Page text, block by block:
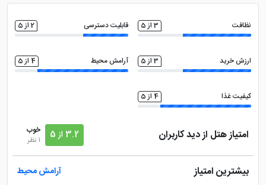
سالن همایش کافی نت
نظافت 3 از 5 قابلیت دسترسی 2 از 5
ارزش خرید 3 از 5 آرامش محیط 4 از 5
کیفیت غذا 4 از 5
امتیاز هتل از دید کاربران 3.2 از 5
خوب
1 نظر
بیشترین امتیاز آرامش محیط